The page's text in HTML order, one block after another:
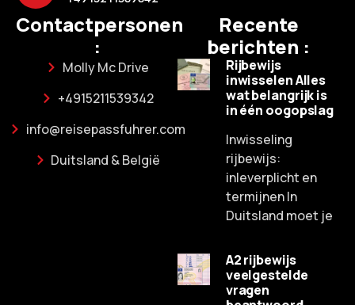
Contactpersonen
:
Molly Mc Drive
+4915211539342
info@reisepassfuhrer.com
Duitsland & België
Recente
berichten :
Rijbewijs
inwisselen Alles
wat belangrijk is
in één oogopslag
Inwisseling
rijbewijs:
inleverplicht en
termijnen In
Duitsland moet je
A2 rijbewijs
veelgestelde
vragen
Russian